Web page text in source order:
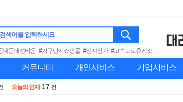
검색어를 입력하세요
대문패션타운 #가구단지쇼핑몰 #전자상가 #고속도로휴게소
커뮤니티 개인서비스 기업서비스
오늘의 인재 17 건